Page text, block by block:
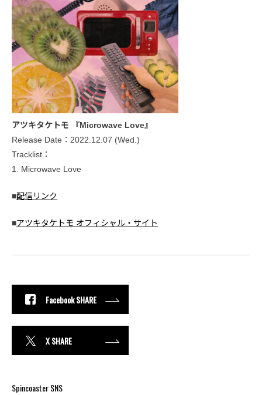
アツキタケトモ 『Microwave Love』
Release Date：2022.12.07 (Wed.)
Tracklist：
1. Microwave Love
■配信リンク
■アツキタケトモ オフィシャル・サイト
Facebook SHARE
X SHARE
Spincoaster SNS